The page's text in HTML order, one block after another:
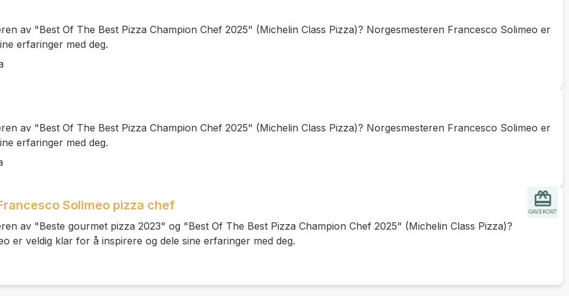
av "Best Of The Best Pizza Champion Chef 2025" (Michelin Class Pizza)? Norgesmesteren Francesco Solimeo er
erfaringer med deg.
av "Best Of The Best Pizza Champion Chef 2025" (Michelin Class Pizza)? Norgesmesteren Francesco Solimeo er
erfaringer med deg.
Solimeo pizza chef
av "Beste gourmet pizza 2023" og "Best Of The Best Pizza Champion Chef 2025" (Michelin Class Pizza)?
er veldig klar for å inspirere og dele sine erfaringer med deg.
GAVEKORT